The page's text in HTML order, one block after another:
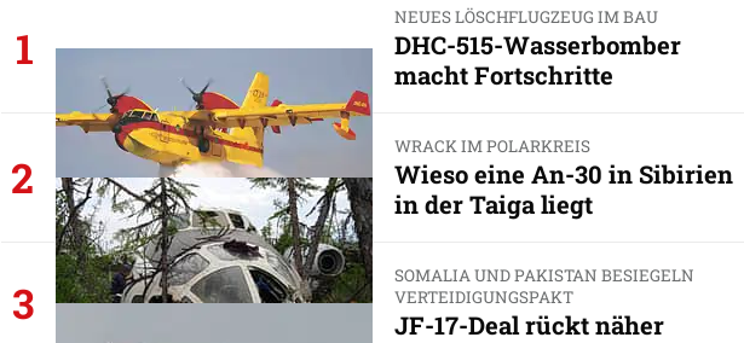
1
NEUES LÖSCHFLUGZEUG IM BAU
DHC-515-Wasserbomber
macht Fortschritte
2
WRACK IM POLARKREIS
Wieso eine An-30 in Sibirien
in der Taiga liegt
3
SOMALIA UND PAKISTAN BESIEGELN
VERTEIDIGUNGSPAKT
JF-17-Deal rückt näher